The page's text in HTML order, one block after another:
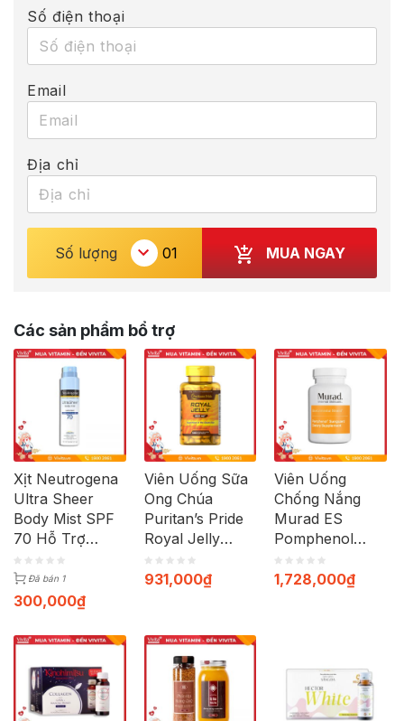
Số điện thoại
Email
Địa chỉ
Số lượng MUA NGAY
Các sản phẩm bổ trợ
Xịt Neutrogena
Ultra Sheer
Body Mist SPF
70 Hỗ Trợ
Chống Nắng,
Bảo Vệ Da |
Chai 141g
Đã bán 1
300,000₫
Viên Uống Sữa
Ong Chúa
Puritan’s Pride
Royal Jelly
500mg (Hộp
120 Viên)
931,000₫
Viên Uống
Chống Nắng
Murad ES
Pomphenol
Sunguard
Dietary
1,728,000₫